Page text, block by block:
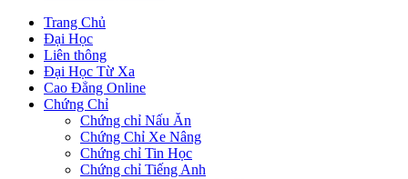
Trang Chủ
Đại Học
Liên thông
Đại Học Từ Xa
Cao Đẳng Online
Chứng Chỉ
Chứng chỉ Nấu Ăn
Chứng Chỉ Xe Nâng
Chứng chỉ Tin Học
Chứng chỉ Tiếng Anh